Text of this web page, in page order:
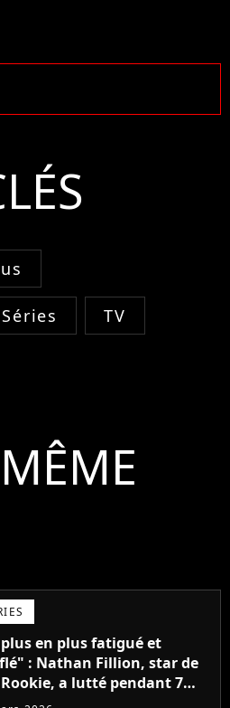
TV
en plus fatigué et
: Nathan Fillion, star de
a lutté pendant 7
un rôle qui le détruisait